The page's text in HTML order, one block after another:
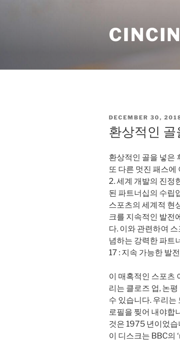
POSTED
ON
DECEMBER 30,
환상적인 골
환상적인 골을 넣은
또 다른 멋진 패스에
2. 세계 개발의 진정
된 파트너십의 수립
스포츠의 세계적 현
크를 지속적인 발전
다. 이와 관련하여
념하는 강력한 파트
17 : 지속 가능한 발
이 매혹적인 스포츠
리는 클로즈 업, 논
수 있습니다. 우리
로필을 찢어 내야합
것은 1975 년이었습
이 디스크는 BBC의